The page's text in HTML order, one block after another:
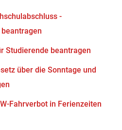
-
Studierende beantragen
über die Sonntage und
Fahrverbot in Ferienzeiten